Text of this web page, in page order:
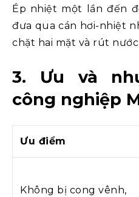
Ép nhiệt một lần đến
đưa qua cán hơi-nhiệt
chặt hai mặt và rút nước
3. Ưu và
công nghiệp
Ưu điểm
Không bị cong vênh,